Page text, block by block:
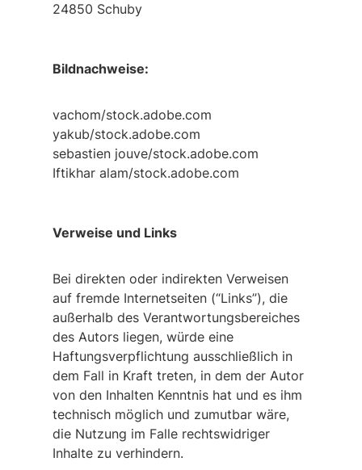
24850 Schuby
Bildnachweise:
vachom/stock.adobe.com
yakub/stock.adobe.com
sebastien jouve/stock.adobe.com
Iftikhar alam/stock.adobe.com
Verweise und Links
Bei direkten oder indirekten Verweisen
auf fremde Internetseiten (“Links”), die
außerhalb des Verantwortungsbereiches
des Autors liegen, würde eine
Haftungsverpflichtung ausschließlich in
dem Fall in Kraft treten, in dem der Autor
von den Inhalten Kenntnis hat und es ihm
technisch möglich und zumutbar wäre,
die Nutzung im Falle rechtswidriger
Inhalte zu verhindern.